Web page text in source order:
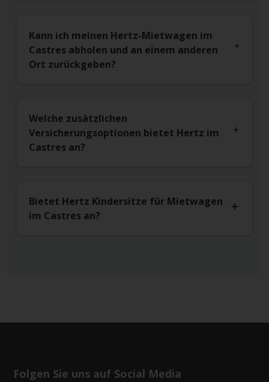
Kann ich meinen Hertz-Mietwagen im
Castres abholen und an einem anderen
Ort zurückgeben?
Welche zusätzlichen
Versicherungsoptionen bietet Hertz im
Castres an?
Bietet Hertz Kindersitze für Mietwagen
im Castres an?
Folgen Sie uns auf Social Media